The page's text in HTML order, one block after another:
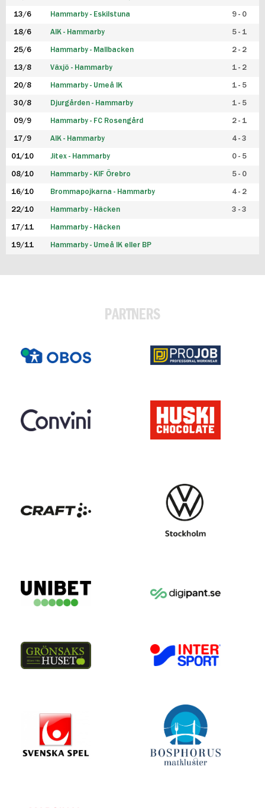
13/6 Hammarby - Eskilstuna 9 - 0
18/6 AIK - Hammarby 5 - 1
25/6 Hammarby - Mallbacken 2 - 2
13/8 Växjö - Hammarby 1 - 2
20/8 Hammarby - Umeå IK 1 - 5
30/8 Djurgården - Hammarby 1 - 5
09/9 Hammarby - FC Rosengård 2 - 1
17/9 AIK - Hammarby 4 - 3
01/10 Jitex - Hammarby 0 - 5
08/10 Hammarby - KIF Örebro 5 - 0
16/10 Brommapojkarna - Hammarby 4 - 2
22/10 Hammarby - Häcken 3 - 3
17/11 Hammarby - Häcken
19/11 Hammarby - Umeå IK eller BP
PARTNERS